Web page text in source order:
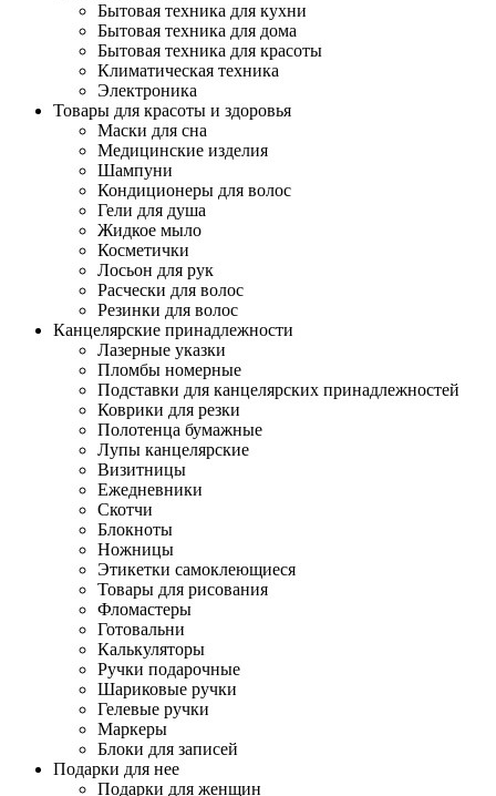
Бытовая техника для кухни
Бытовая техника для дома
Бытовая техника для красоты
Климатическая техника
Электроника
Товары для красоты и здоровья
Маски для сна
Медицинские изделия
Шампуни
Кондиционеры для волос
Гели для душа
Жидкое мыло
Косметички
Лосьон для рук
Расчески для волос
Резинки для волос
Канцелярские принадлежности
Лазерные указки
Пломбы номерные
Подставки для канцелярских принадлежностей
Коврики для резки
Полотенца бумажные
Лупы канцелярские
Визитницы
Ежедневники
Скотчи
Блокноты
Ножницы
Этикетки самоклеющиеся
Товары для рисования
Фломастеры
Готовальни
Калькуляторы
Ручки подарочные
Шариковые ручки
Гелевые ручки
Маркеры
Блоки для записей
Подарки для нее
Подарки для женщин